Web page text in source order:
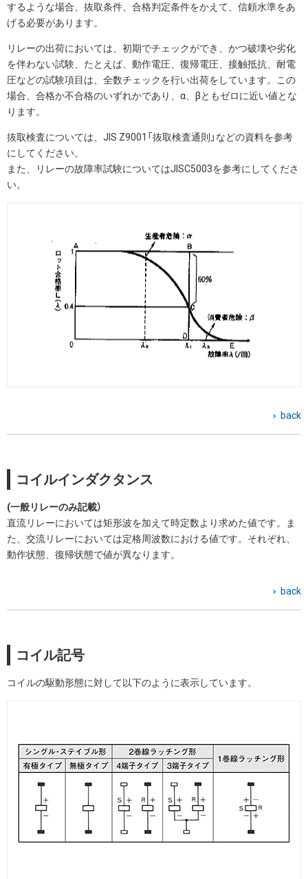
するような場合、抜取条件、合格判定条件をかえて、信頼水準をあ
げる必要があります。
リレーの出荷においては、初期でチェックができ、かつ破壊や劣化
を伴わない試験、たとえば、動作電圧、復帰電圧、接触抵抗、耐電
圧などの試験項目は、全数チェックを行い出荷をしています。この
場合、合格か不合格のいずれかであり、α、βともゼロに近い値とな
ります。
抜取検査については、JIS Z9001「抜取検査通則」などの資料を参考
にしてください。
また、リレーの故障率試験についてはJISC5003を参考にしてくださ
い。
back
コイルインダクタンス
(一般リレーのみ記載）
直流リレーにおいては矩形波を加えて時定数より求めた値です。ま
た、交流リレーにおいては定格周波数における値です。それぞれ、
動作状態、復帰状態で値が異なります。
back
コイル記号
コイルの駆動形態に対して以下のように表示しています。